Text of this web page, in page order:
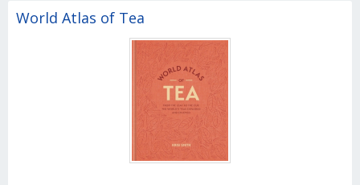
World Atlas of Tea